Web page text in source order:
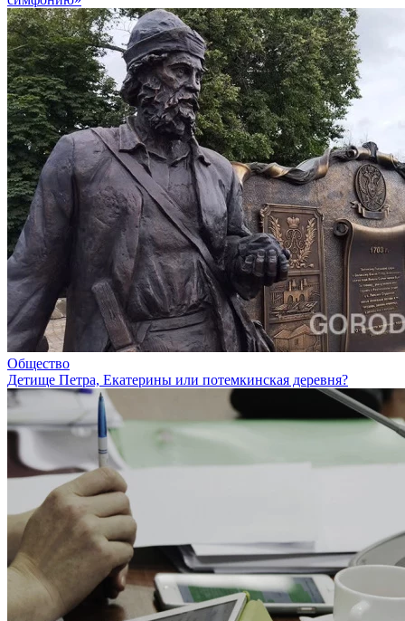
Общество
Детище Петра, Екатерины или потемкинская деревня?